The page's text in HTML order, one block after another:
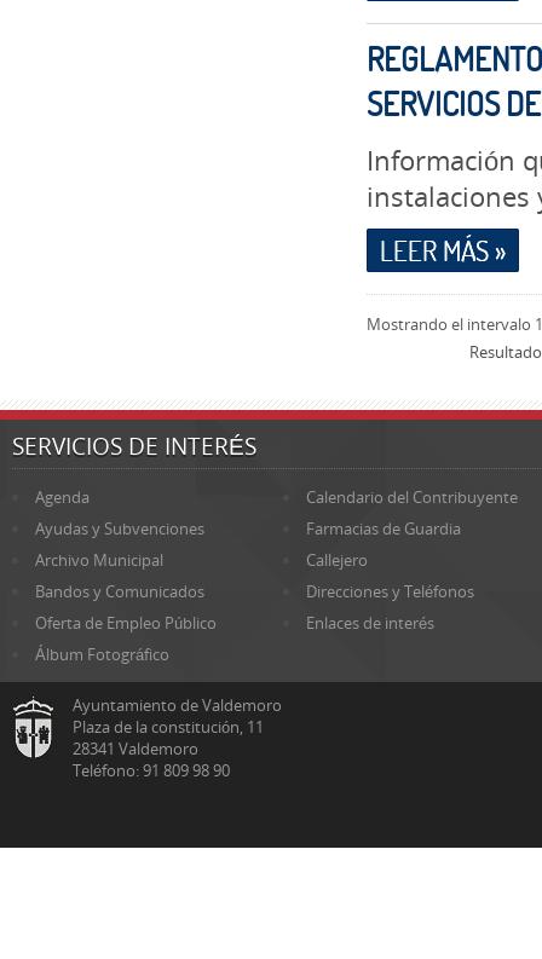
SERVICIOS
Información
instalaciones
LEER MÁS »
Mostrando el intervalo
SERVICIOS DE INTERÉS
Agenda
Calendario del Contribuyente
Ayudas y Subvenciones
Farmacias de Guardia
Archivo Municipal
Callejero
Bandos y Comunicados
Direcciones y Teléfonos
Oferta de Empleo Público
Enlaces de interés
Álbum Fotográfico
Ayuntamiento de Valdemoro
Plaza de la constitución, 11
28341 Valdemoro
Teléfono: 91 809 98 90